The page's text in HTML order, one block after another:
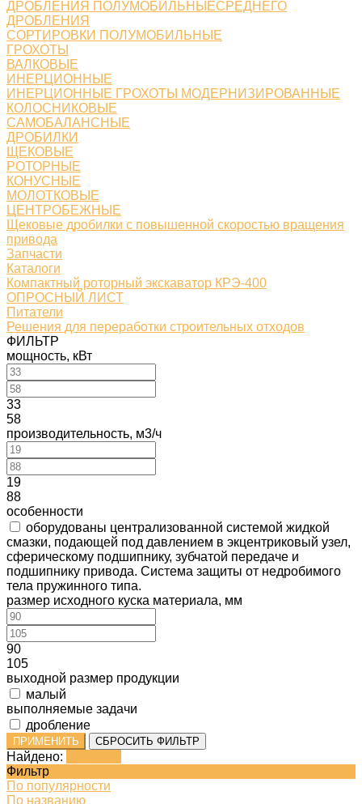
ДРОБЛЕНИЯ ПОЛУМОБИЛЬНЫЕСРЕДНЕГО
ДРОБЛЕНИЯ
СОРТИРОВКИ ПОЛУМОБИЛЬНЫЕ
ГРОХОТЫ
ВАЛКОВЫЕ
ИНЕРЦИОННЫЕ
ИНЕРЦИОННЫЕ ГРОХОТЫ МОДЕРНИЗИРОВАННЫЕ
КОЛОСНИКОВЫЕ
САМОБАЛАНСНЫЕ
ДРОБИЛКИ
ЩЕКОВЫЕ
РОТОРНЫЕ
КОНУСНЫЕ
МОЛОТКОВЫЕ
ЦЕНТРОБЕЖНЫЕ
Щековые дробилки с повышенной скоростью вращения
привода
Запчасти
Каталоги
Компактный роторный экскаватор КРЭ-400
ОПРОСНЫЙ ЛИСТ
Питатели
Решения для переработки строительных отходов
ФИЛЬТР
мощность, кВт
33
58
производительность, м3/ч
19
88
особенности
оборудованы централизованной системой жидкой
смазки, подающей под давлением в экцентриковый узел,
сферическому подшипнику, зубчатой передаче и
подшипнику привода. Система защиты от недробимого
тела пружинного типа.
размер исходного куска материала, мм
90
105
выходной размер продукции
малый
выполняемые задачи
дробление
ПРИМЕНИТЬ СБРОСИТЬ ФИЛЬТР
Найдено:
Фильтр
По популярности
По названию